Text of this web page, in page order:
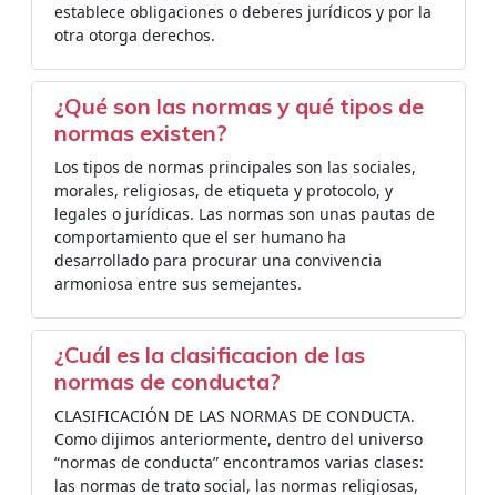
establece obligaciones o deberes jurídicos y por la
otra otorga derechos.
¿Qué son las normas y qué tipos de
normas existen?
Los tipos de normas principales son las sociales,
morales, religiosas, de etiqueta y protocolo, y
legales o jurídicas. Las normas son unas pautas de
comportamiento que el ser humano ha
desarrollado para procurar una convivencia
armoniosa entre sus semejantes.
¿Cuál es la clasificacion de las
normas de conducta?
CLASIFICACIÓN DE LAS NORMAS DE CONDUCTA.
Como dijimos anteriormente, dentro del universo
“normas de conducta” encontramos varias clases:
las normas de trato social, las normas religiosas,